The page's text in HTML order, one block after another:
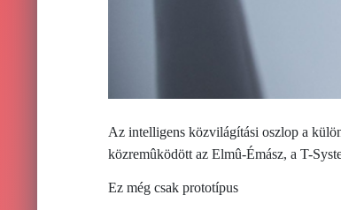
Az intelligens közvilágítási oszlop a
közremûködött az Elmû-Émász, a T-
Ez még csak prototípus